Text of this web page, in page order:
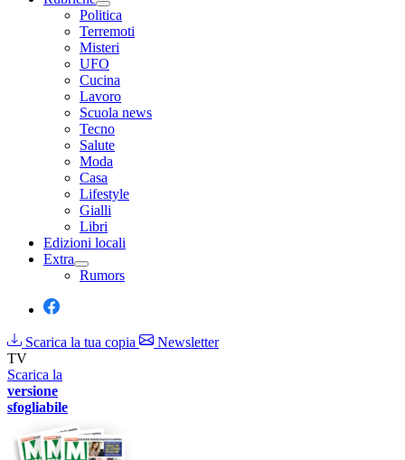
Politica
Terremoti
Misteri
UFO
Cucina
Lavoro
Scuola news
Tecno
Salute
Moda
Casa
Lifestyle
Gialli
Libri
Edizioni locali
Extra
Rumors
Scarica la tua copia
Newsletter
TV
Scarica la
versione
sfogliabile